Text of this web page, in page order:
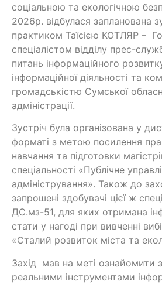
соціальною та екологічною
2026р. відбулася запланована
практиком Таїсією КОТЛЯР –
спеціалістом відділу прес-
питань інформаційного
інформаційної діяльності та
громадськістю Сумської
адміністрації.
Зустріч була організована у
форматі з метою посилення
навчання та підготовки
спеціальності «Публічне
адміністрування». Також до
запрошені здобувачі цієї ж
ДС.мз-51, для яких отримана
стати у нагоді при вивченні
«Сталий розвиток міста та
Захід мав на меті ознайомити
реальними інструментами